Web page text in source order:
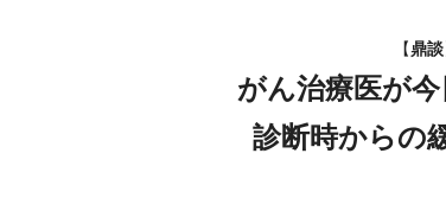
【鼎談
がん治療医が
診断時からの